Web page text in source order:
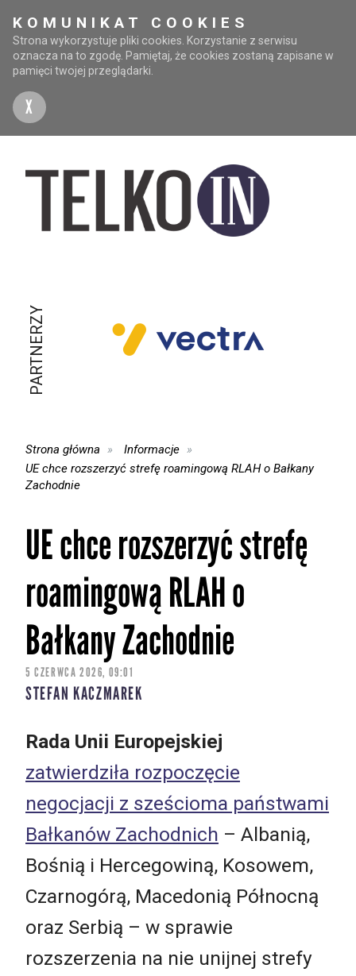
KOMUNIKAT COOKIES
Strona wykorzystuje pliki cookies. Korzystanie z serwisu
oznacza na to zgodę. Pamiętaj, że cookies zostaną zapisane w
pamięci twojej przeglądarki.
X
PARTNERZY
Strona główna
Informacje
UE chce rozszerzyć strefę roamingową RLAH o Bałkany
Zachodnie
UE chce rozszerzyć strefę
roamingową RLAH o
Bałkany Zachodnie
5 CZERWCA 2026, 09:01
STEFAN KACZMAREK
Rada Unii Europejskiej
zatwierdziła rozpoczęcie
negocjacji z sześcioma państwami
Bałkanów Zachodnich – Albanią,
Bośnią i Hercegowiną, Kosowem,
Czarnogórą, Macedonią Północną
oraz Serbią – w sprawie
rozszerzenia na nie unijnej strefy